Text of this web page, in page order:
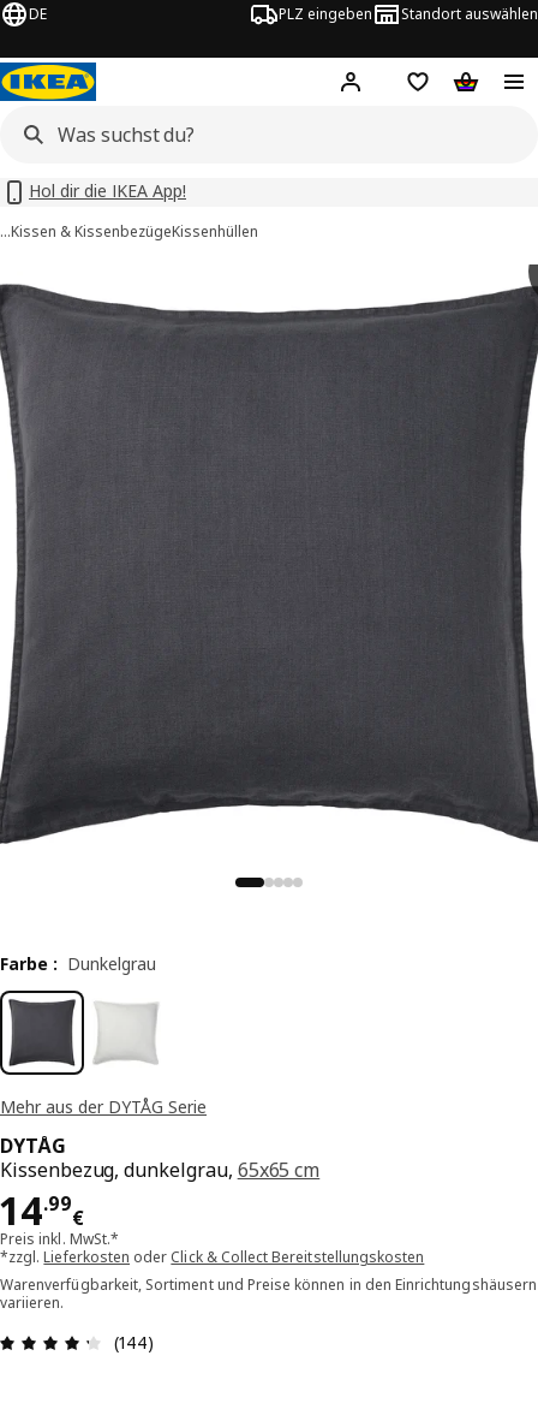
DE PLZ eingeben Standort auswählen
Hej! Hier einloggen
Merkzettel
Hol dir die IKEA App!
…Kissen & KissenbezügeKissenhüllen
-Bilder
Mehr aus der DYTÅG Serie
DYTÅG
Kissenbezug, dunkelgrau, 65x65 cm
14.99
€
Preis 14.99€
Preis inkl. MwSt.*
*zzgl.Lieferkosten oder Click & Collect Bereitstellungskosten
Warenverfügbarkeit, Sortiment und Preise können in den Einrichtungshäusern
variieren.
Bewertung: 4.3 von 5 Sterne Alle Bewertungen:
(144)
Farbe : Dunkelgrau